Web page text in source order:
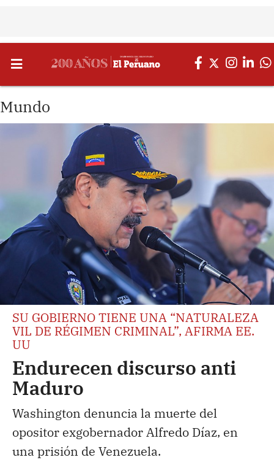
Mundo
SU GOBIERNO TIENE UNA “NATURALEZA
VIL DE RÉGIMEN CRIMINAL”, AFIRMA EE.
UU
Endurecen discurso anti
Maduro
Washington denuncia la muerte del
opositor exgobernador Alfredo Díaz, en
una prisión de Venezuela.